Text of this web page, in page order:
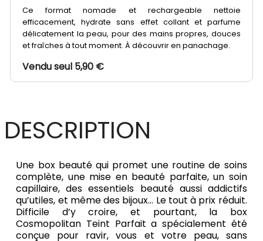
Ce format nomade et rechargeable nettoie
efficacement, hydrate sans effet collant et parfume
délicatement la peau, pour des mains propres, douces
et fraîches à tout moment. À découvrir en panachage.
Vendu seul 5,90 €
DESCRIPTION
Une box beauté qui promet une routine de soins
complète, une mise en beauté parfaite, un soin
capillaire, des essentiels beauté aussi addictifs
qu’utiles, et même des bijoux… Le tout à prix réduit.
Difficile d’y croire, et pourtant, la box
Cosmopolitan Teint Parfait a spécialement été
conçue pour ravir, vous et votre peau, sans